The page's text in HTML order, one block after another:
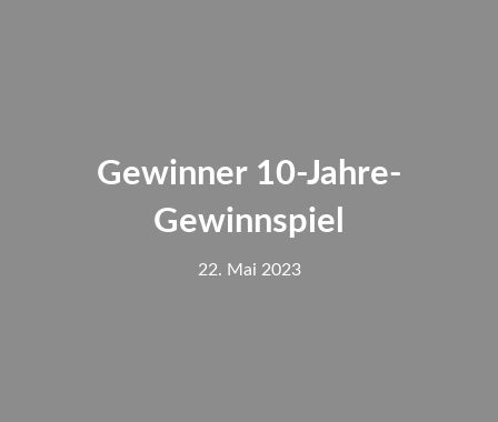
Gewinner 10-Jahre-
Gewinnspiel
22. Mai 2023